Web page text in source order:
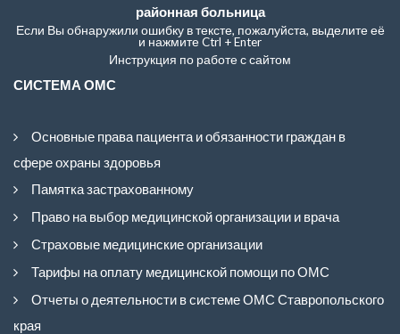
районная больница
Если Вы обнаружили ошибку в тексте, пожалуйста, выделите её
и нажмите Ctrl + Enter
Инструкция по работе с сайтом
СИСТЕМА ОМС
Основные права пациента и обязанности граждан в
сфере охраны здоровья
Памятка застрахованному
Право на выбор медицинской организации и врача
Страховые медицинские организации
Тарифы на оплату медицинской помощи по ОМС
Отчеты о деятельности в системе ОМС Ставропольского
края